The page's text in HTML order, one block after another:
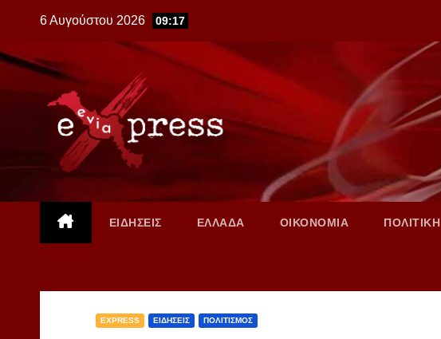
content
6 Αυγούστου 2026 09:17
ΕΙΔΗΣΕΙΣ ΕΛΛΑΔΑ ΟΙΚΟΝΟΜΙΑ ΠΟΛΙΤΙΚΗ
EXPRESS ΕΙΔΗΣΕΙΣ ΠΟΛΙΤΙΣΜΟΣ